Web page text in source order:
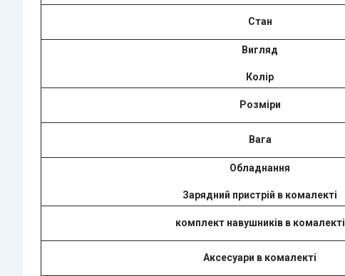
Стан
Вигляд
Колір
Розміри
Вага
Обладнання
Зарядний пристрій в комалекті
комплект навушників в комалекті
Аксесуари в комалекті